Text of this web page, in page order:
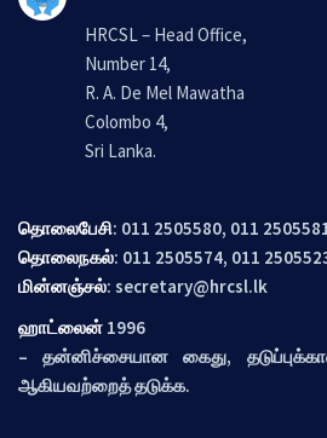
HRCSL – Head Office,
Number 14,
R. A. De Mel Mawatha
Colombo 4,
Sri Lanka.
தொலைபேசி: 011 2505580, 011
தொலைநகல்: 011 2505574, 011
மின்னஞ்சல்: secretary@hrcsl.lk
ஹாட்லைன் 1996
– தன்னிச்சையான கைது,
ஆகியவற்றைத் தடுக்க.